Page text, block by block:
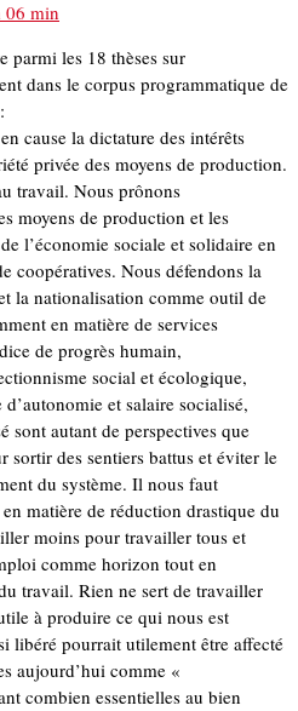
06 min
parmi les 18 thèses sur
dans le corpus programmatique de
cause la dictature des intérêts
privée des moyens de production.
travail. Nous prônons
moyens de production et les
l’économie sociale et solidaire en
coopératives. Nous défendons la
la nationalisation comme outil de
en matière de services
de progrès humain,
social et écologique,
et salaire socialisé,
sont autant de perspectives que
sortir des sentiers battus et éviter le
du système. Il nous faut
matière de réduction drastique du
moins pour travailler tous et
comme horizon tout en
travail. Rien ne sert de travailler
à produire ce qui nous est
libéré pourrait utilement être affecté
aujourd’hui comme «
combien essentielles au bien